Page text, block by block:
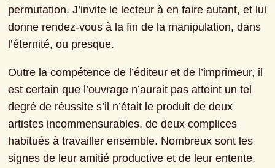
permutation. J’invite le lecteur à en faire autant, et lui
donne rendez-vous à la fin de la manipulation, dans
l’éternité, ou presque.
Outre la compétence de l’éditeur et de l’imprimeur, il
est certain que l’ouvrage n’aurait pas atteint un tel
degré de réussite s’il n’était le produit de deux
artistes incommensurables, de deux complices
habitués à travailler ensemble. Nombreux sont les
signes de leur amitié productive et de leur entente,